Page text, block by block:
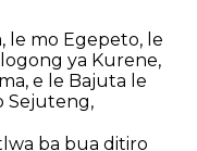
le mo Egepeto, le
ya Kurene,
e le Bajuta le
Sejuteng,
ba bua ditiro